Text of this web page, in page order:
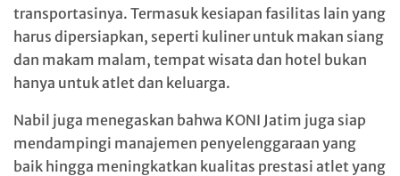
transportasinya. Termasuk kesiapan fasilitas lain yang
harus dipersiapkan, seperti kuliner untuk makan siang
dan makam malam, tempat wisata dan hotel bukan
hanya untuk atlet dan keluarga.
Nabil juga menegaskan bahwa KONI Jatim juga siap
mendampingi manajemen penyelenggaraan yang
baik hingga meningkatkan kualitas prestasi atlet yang